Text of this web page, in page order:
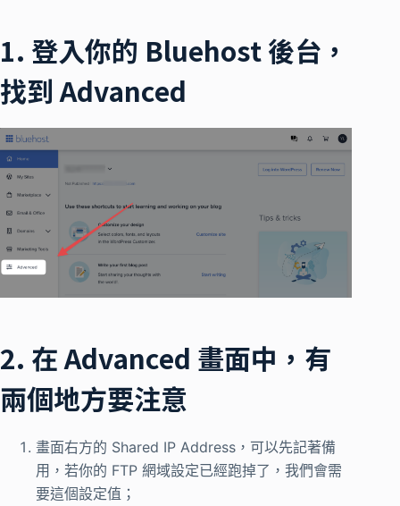
1. 登入你的 Bluehost 後台，
找到Advanced
2. 在 Advanced 畫面中，有
兩個地方要注意
畫面右方的 Shared IP Address，可以先記著備
用，若你的 FTP 網域設定已經跑掉了，我們會需
要這個設定值；